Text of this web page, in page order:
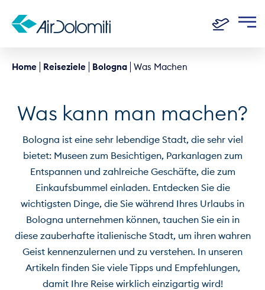
Home Reiseziele Bologna Was Machen
Was kann man machen?
Bologna ist eine sehr lebendige Stadt, die sehr viel
bietet: Museen zum Besichtigen, Parkanlagen zum
Entspannen und zahlreiche Geschäfte, die zum
Einkaufsbummel einladen. Entdecken Sie die
wichtigsten Dinge, die Sie während Ihres Urlaubs in
Bologna unternehmen können, tauchen Sie ein in
diese zauberhafte italienische Stadt, um ihren wahren
Geist kennenzulernen und zu verstehen. In unseren
Artikeln finden Sie viele Tipps und Empfehlungen,
damit Ihre Reise wirklich einzigartig wird!